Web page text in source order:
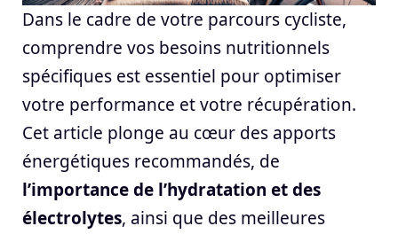
Dans le cadre de votre parcours cycliste,
comprendre vos besoins nutritionnels
spécifiques est essentiel pour optimiser
votre performance et votre récupération.
Cet article plonge au cœur des apports
énergétiques recommandés, de
l’importance de l’hydratation et des
électrolytes, ainsi que des meilleures